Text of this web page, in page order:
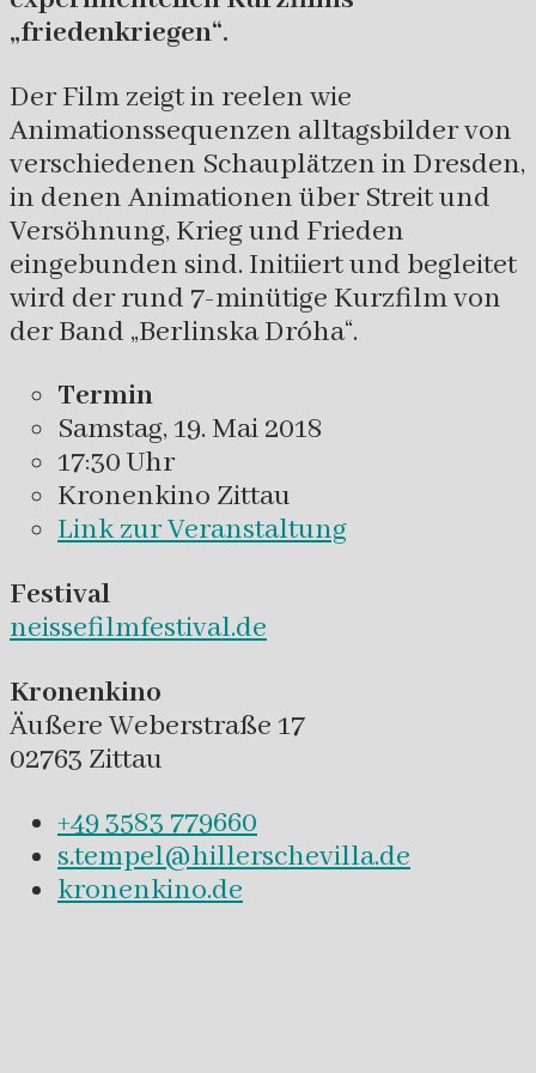
„friedenkriegen“.
Der Film zeigt in reelen wie
Animationssequenzen alltagsbilder von
verschiedenen Schauplätzen in Dresden,
in denen Animationen über Streit und
Versöhnung, Krieg und Frieden
eingebunden sind. Initiiert und begleitet
wird der rund 7-minütige Kurzfilm von
der Band „Berlinska Dróha“.
Termin
Samstag, 19. Mai 2018
17:30 Uhr
Kronenkino Zittau
Link zur Veranstaltung
Festival
neissefilmfestival.de
Kronenkino
Äußere Weberstraße 17
02763 Zittau
+49 3583 779660
s.tempel@hillerschevilla.de
kronenkino.de